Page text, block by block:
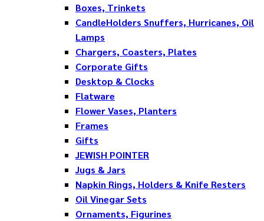
Boxes, Trinkets
CandleHolders Snuffers, Hurricanes, Oil
Lamps
Chargers, Coasters, Plates
Corporate Gifts
Desktop & Clocks
Flatware
Flower Vases, Planters
Frames
Gifts
JEWISH POINTER
Jugs & Jars
Napkin Rings, Holders & Knife Resters
Oil Vinegar Sets
Ornaments, Figurines